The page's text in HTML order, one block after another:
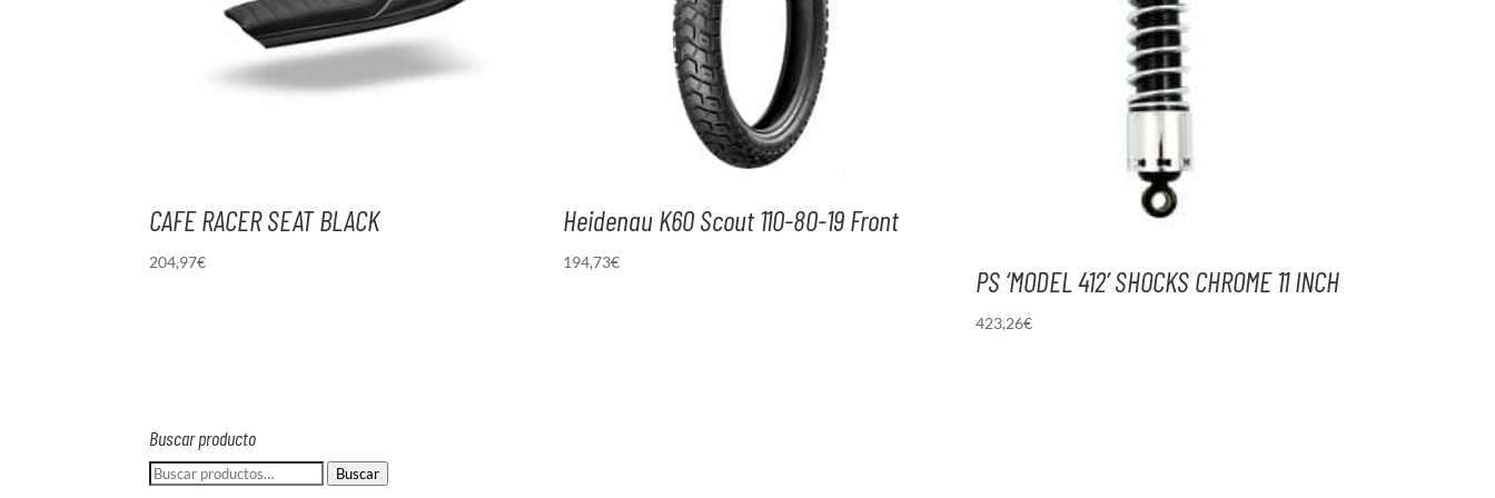
CAFE RACER SEAT BLACK
204,97€
Heidenau K60 Scout 110-80-19 Front
194,73€
PS ‘MODEL 412’ SHOCKS CHROME 11 INCH
423,26€
Buscar producto
Buscar
Buscar